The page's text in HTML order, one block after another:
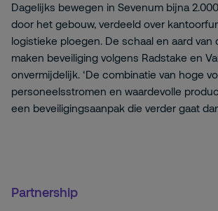
Dagelijks bewegen in Sevenum bijna
door het gebouw, verdeeld over
logistieke ploegen. De schaal en aard van
maken beveiliging volgens Radstake en
onvermijdelijk. ‘De combinatie van hoge
personeelsstromen en waardevolle
een beveiligingsaanpak die verder gaat dan
Partnership